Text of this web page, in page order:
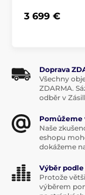
presnosťou a
prístup
pohlcujúci
3 699 €
Doprava
Všechny
ZDARMA.
odběr v
Pomůžeme
Naše
eshopu
dokážeme
Výběr
Protože
výběrem